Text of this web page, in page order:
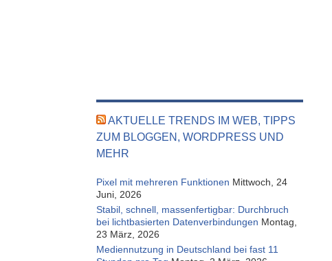
AKTUELLE TRENDS IM WEB, TIPPS
ZUM BLOGGEN, WORDPRESS UND
MEHR
Pixel mit mehreren Funktionen Mittwoch, 24
Juni, 2026
Stabil, schnell, massenfertigbar: Durchbruch
bei lichtbasierten Datenverbindungen Montag,
23 März, 2026
Mediennutzung in Deutschland bei fast 11